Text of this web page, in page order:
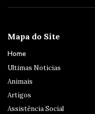
Mapa do Site
Home
Ultimas Noticias
Animais
Artigos
Assistência Social